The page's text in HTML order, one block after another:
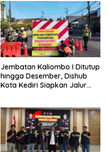
Jembatan Kaliombo I Ditutup
hingga Desember, Dishub
Kota Kediri Siapkan Jalur